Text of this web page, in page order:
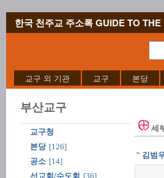
한국 천주교 주소록 GUIDE TO
교구 외 기관 교구 본당
부산교구
교구청
본당 [126]
공소 [14]
선교회/수도회 [36]
세
" 김범